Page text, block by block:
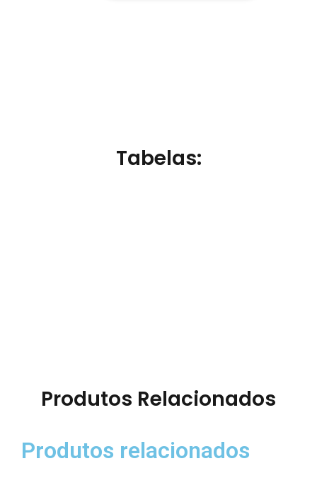
Tabelas:
Produtos Relacionados
Produtos relacionados